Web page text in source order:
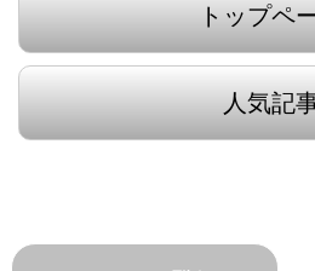
トップペ
人気記